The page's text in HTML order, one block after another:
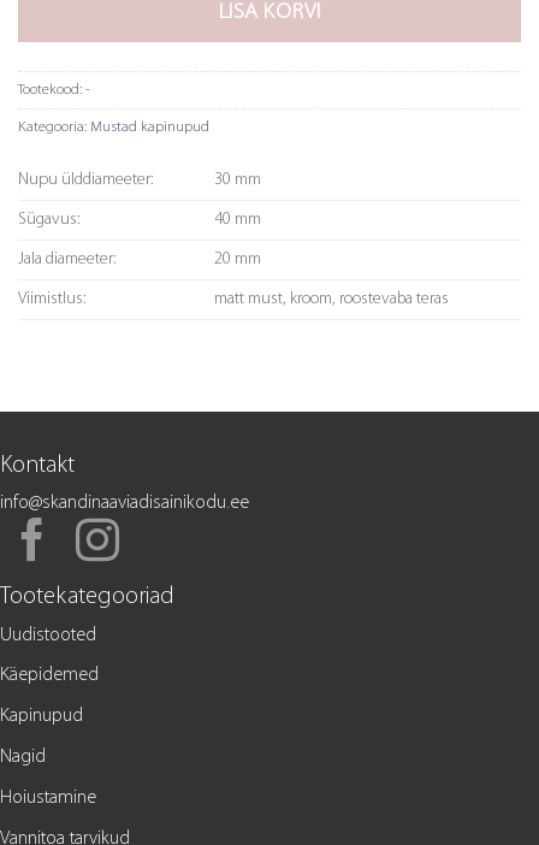
LISA KORVI
Tootekood: -
Kategooria: Mustad kapinupud
Nupu ülddiameeter: 30 mm
Sügavus: 40 mm
Jala diameeter: 20 mm
Viimistlus: matt must, kroom, roostevaba teras
Kontakt
info@skandinaaviadisainikodu.ee
Tootekategooriad
Uudistooted
Käepidemed
Kapinupud
Nagid
Hoiustamine
Vannitoa tarvikud